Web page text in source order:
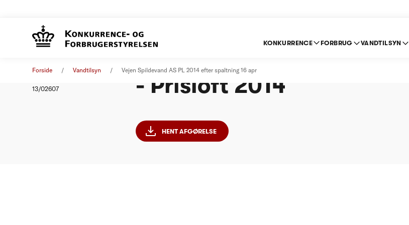
KONKURRENCE FORBRUG VANDTILSYN
Forside Vandtilsyn Vejen Spildevand AS PL 2014 efter spaltning 16 apr
13/02607
- Prisloft 2014
HENT AFGØRELSE